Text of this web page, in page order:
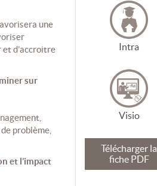
une
et d’accroitre
sur
problème,
et l’impact
Intra
Visio
Télécharger la
fiche PDF